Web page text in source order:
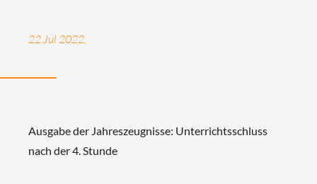
22 Jul 2022,
Ausgabe der Jahreszeugnisse: Unterrichtsschluss
nach der 4. Stunde